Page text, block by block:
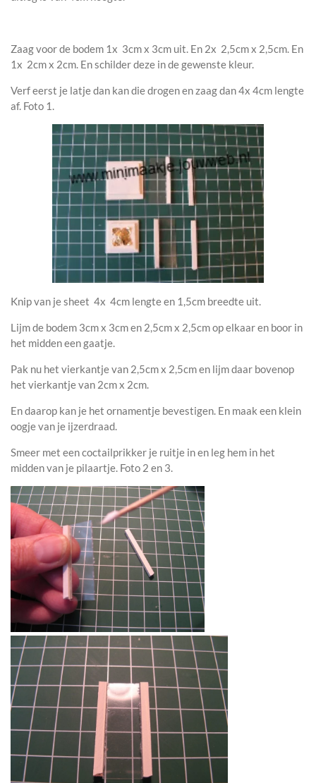
Zaag voor de bodem 1x 3cm x 3cm uit. En 2x 2,5cm x 2,5cm. En
1x 2cm x 2cm. En schilder deze in de gewenste kleur.
Verf eerst je latje dan kan die drogen en zaag dan 4x 4cm lengte
af. Foto 1.
Knip van je sheet 4x 4cm lengte en 1,5cm breedte uit.
Lijm de bodem 3cm x 3cm en 2,5cm x 2,5cm op elkaar en boor in
het midden een gaatje.
Pak nu het vierkantje van 2,5cm x 2,5cm en lijm daar bovenop
het vierkantje van 2cm x 2cm.
En daarop kan je het ornamentje bevestigen. En maak een klein
oogje van je ijzerdraad.
Smeer met een coctailprikker je ruitje in en leg hem in het
midden van je pilaartje. Foto 2 en 3.